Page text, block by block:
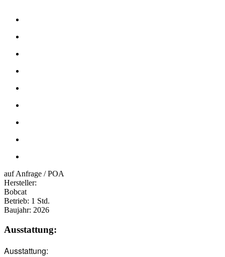
auf Anfrage / POA
Hersteller:
Bobcat
Betrieb: 1 Std.
Baujahr: 2026
Ausstattung:
Ausstattung: